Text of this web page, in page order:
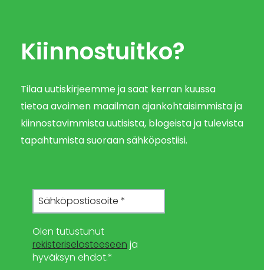
Kiinnostuitko?
Tilaa uutiskirjeemme ja saat kerran kuussa
tietoa avoimen maailman ajankohtaisimmista ja
kiinnostavimmista uutisista, blogeista ja tulevista
tapahtumista suoraan sähköpostiisi.
Olen tutustunut
rekisteriselosteeseen ja
hyväksyn ehdot.*